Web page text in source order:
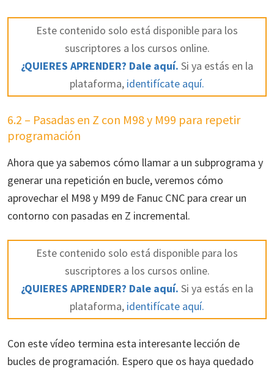
Este contenido solo está disponible para los
suscriptores a los cursos online.
¿QUIERES APRENDER? Dale aquí. Si ya estás en la
plataforma, identifícate aquí.
6.2 – Pasadas en Z con M98 y M99 para repetir
programación
Ahora que ya sabemos cómo llamar a un subprograma y
generar una repetición en bucle, veremos cómo
aprovechar el M98 y M99 de Fanuc CNC para crear un
contorno con pasadas en Z incremental.
Este contenido solo está disponible para los
suscriptores a los cursos online.
¿QUIERES APRENDER? Dale aquí. Si ya estás en la
plataforma, identifícate aquí.
Con este vídeo termina esta interesante lección de
bucles de programación. Espero que os haya quedado